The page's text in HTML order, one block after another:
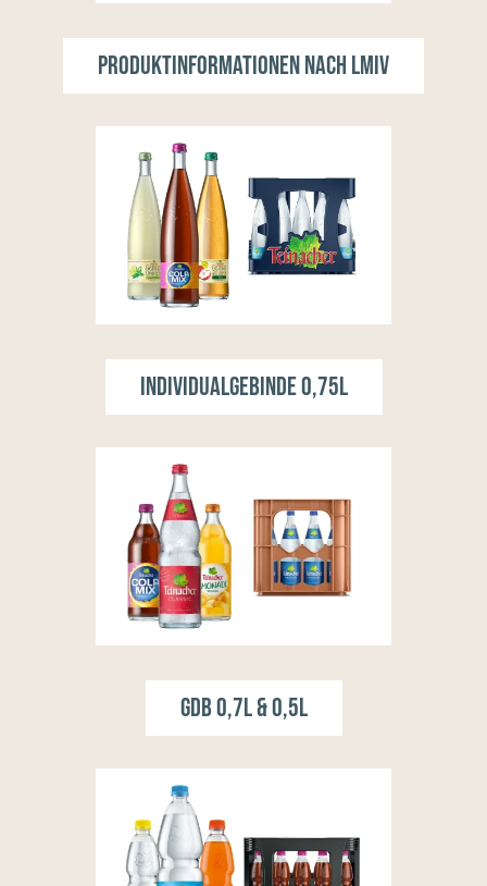
Produktinformationen nach LMIV
Individualgebinde 0,75l
GDB 0,7l & 0,5l